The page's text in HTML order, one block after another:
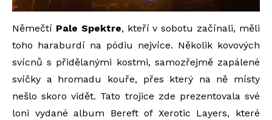
Němečtí Pale Spektre, kteří v sobotu začínali, měli
toho haraburdí na pódiu nejvíce. Několik kovových
svícnů s přidělanými kostmi, samozřejmě zapálené
svíčky a hromadu kouře, přes který na ně místy
nešlo skoro vidět. Tato trojice zde prezentovala své
loni vydané album Bereft of Xerotic Layers, které